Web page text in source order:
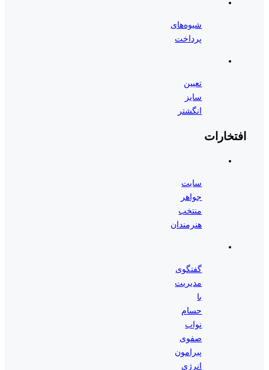
شیوه‌های
پرداخت
تعیین
انگشتر
افتخارات
سایت
جواهر
منتخب
هنرمندان
گفتگوی
مدیریت
حسام
صفوی
پیرامون
انرژی